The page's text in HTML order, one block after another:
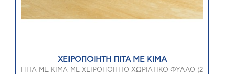
ΧΕΙΡΟΠΟΙΗΤΗ ΠΙΤΑ ΜΕ ΚΙΜΑ
ΠΙΤΑ ΜΕ ΚΙΜΑ ΜΕ ΧΕΙΡΟΠΟΙΗΤΟ ΧΩΡΙΑΤΙΚΟ ΦΥΛΛΟ (2